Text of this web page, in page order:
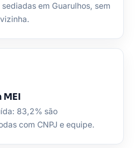
em Guarulhos, sem
MEI
83,2% são
com CNPJ e equipe.